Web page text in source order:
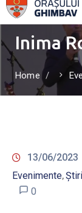
Inima
Home
13/06/2023
Evenimente‚Știri
0